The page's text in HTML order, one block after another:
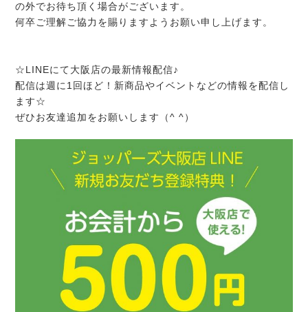
の外でお待ち頂く場合がございます。
何卒ご理解ご協力を賜りますようお願い申し上げます。
☆LINEにて大阪店の最新情報配信♪
配信は週に1回ほど！新商品やイベントなどの情報を配信し
ます☆
ぜひお友達追加をお願いします（^ ^）